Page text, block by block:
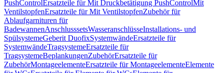
PushControlErsatzteile für Mit Druckbetätigung PushControlMit
VentilstopfenErsatzteile für Mit VentilstopfenZubehör für
Ablaufgarnituren für
BadewannenAnschlusssetsWasseranschlüsseInstallations- und
SpülsystemeGeberit DuofixSystemwändeErsatzteile für
SystemwändeTragsystemeErsatzteile für
TragsystemeBeplankungenZubehörErsatzteile für
ZubehörMontageelementeErsatzteile für MontageelementeElemente